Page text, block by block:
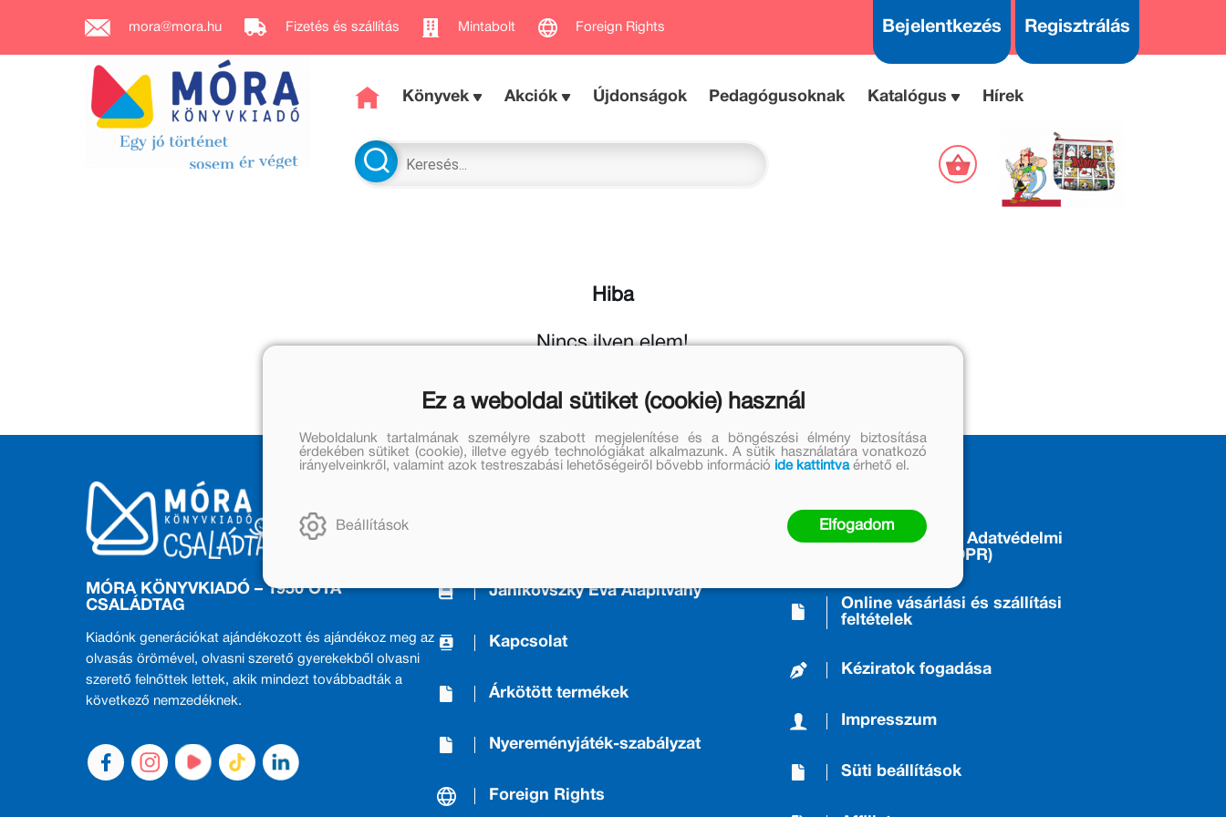
mora@mora.hu Fizetés és szállítás Mintabolt Foreign Rights Bejelentkezés Regisztrálás
Könyvek Akciók Újdonságok Pedagógusoknak Katalógus Hírek
Hiba
Nincs ilyen elem!
MÓRA KÖNYVKIADÓ – 1950 ÓTA
CSALÁDTAG
Kiadónk generációkat ajándékozott és ajándékoz meg az
olvasás örömével, olvasni szerető gyerekekből olvasni
szerető felnőttek lettek, akik mindezt továbbadták a
következő nemzedéknek.
Janikovszky Éva Alapítvány
Kapcsolat
Árkötött termékek
Nyereményjáték-szabályzat
Foreign Rights
Adatkezelési és Adatvédelmi
Tájékoztató (GDPR)
Online vásárlási és szállítási
feltételek
Kéziratok fogadása
Impresszum
Süti beállítások
Ez a weboldal sütiket (cookie) használ
Weboldalunk tartalmának személyre szabott megjelenítése és a böngészési élmény biztosítása
érdekében sütiket (cookie), illetve egyéb technológiákat alkalmazunk. A sütik használatára vonatkozó
irányelveinkről, valamint azok testreszabási lehetőségeiről bővebb információ ide kattintvaérhető el.
Beállítások Elfogadom